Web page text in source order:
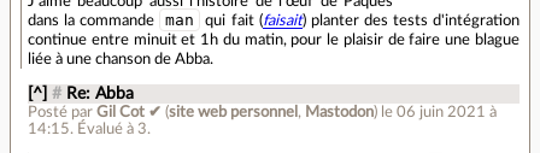
dans la commande
man qui fait (faisait) planter des tests d'intégration
continue entre minuit et 1h du matin, pour le plaisir de faire une blague
liée à une chanson de Abba.
[^] # Re: Abba
Posté parGil Cot ✔ (site web personnel , Mastodon) le 06 juin 2021 à
14:15. Évalué à 3.